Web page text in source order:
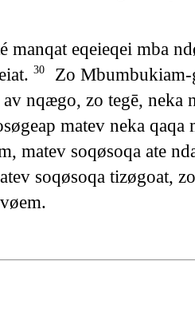
eqeieqei mba
30
Zo Mbumbukiam-
nqægo, zo tegē, neka
matev neka qaqa
matev soqøsoqa ate
soqøsoqa tizøgoat,